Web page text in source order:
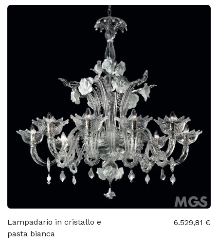
Lampadario in cristallo e
pasta bianca
6.529,81 €